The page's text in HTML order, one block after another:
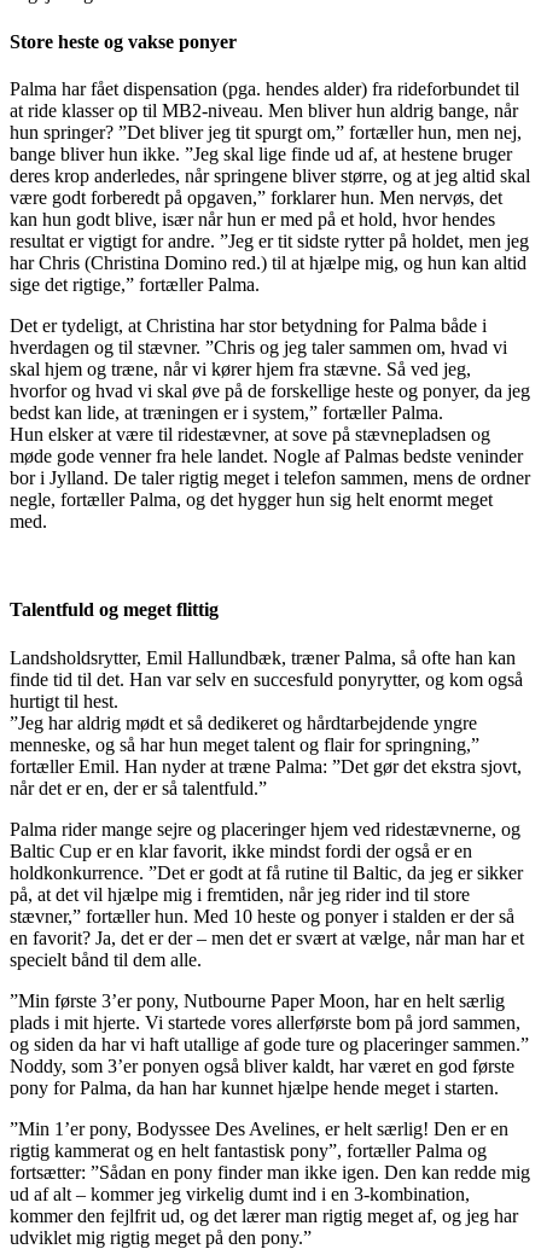
Store heste og vakse ponyer
Palma har fået dispensation (pga. hendes alder) fra rideforbundet til
at ride klasser op til MB2-niveau. Men bliver hun aldrig bange, når
hun springer? ”Det bliver jeg tit spurgt om,” fortæller hun, men nej,
bange bliver hun ikke. ”Jeg skal lige finde ud af, at hestene bruger
deres krop anderledes, når springene bliver større, og at jeg altid skal
være godt forberedt på opgaven,” forklarer hun. Men nervøs, det
kan hun godt blive, især når hun er med på et hold, hvor hendes
resultat er vigtigt for andre. ”Jeg er tit sidste rytter på holdet, men jeg
har Chris (Christina Domino red.) til at hjælpe mig, og hun kan altid
sige det rigtige,” fortæller Palma.
Det er tydeligt, at Christina har stor betydning for Palma både i
hverdagen og til stævner. ”Chris og jeg taler sammen om, hvad vi
skal hjem og træne, når vi kører hjem fra stævne. Så ved jeg,
hvorfor og hvad vi skal øve på de forskellige heste og ponyer, da jeg
bedst kan lide, at træningen er i system,” fortæller Palma.
Hun elsker at være til ridestævner, at sove på stævnepladsen og
møde gode venner fra hele landet. Nogle af Palmas bedste veninder
bor i Jylland. De taler rigtig meget i telefon sammen, mens de ordner
negle, fortæller Palma, og det hygger hun sig helt enormt meget
med.
Talentfuld og meget flittig
Landsholdsrytter, Emil Hallundbæk, træner Palma, så ofte han kan
finde tid til det. Han var selv en succesfuld ponyrytter, og kom også
hurtigt til hest.
”Jeg har aldrig mødt et så dedikeret og hårdtarbejdende yngre
menneske, og så har hun meget talent og flair for springning,”
fortæller Emil. Han nyder at træne Palma: ”Det gør det ekstra sjovt,
når det er en, der er så talentfuld.”
Palma rider mange sejre og placeringer hjem ved ridestævnerne, og
Baltic Cup er en klar favorit, ikke mindst fordi der også er en
holdkonkurrence. ”Det er godt at få rutine til Baltic, da jeg er sikker
på, at det vil hjælpe mig i fremtiden, når jeg rider ind til store
stævner,” fortæller hun. Med 10 heste og ponyer i stalden er der så
en favorit? Ja, det er der – men det er svært at vælge, når man har et
specielt bånd til dem alle.
”Min første 3’er pony, Nutbourne Paper Moon, har en helt særlig
plads i mit hjerte. Vi startede vores allerførste bom på jord sammen,
og siden da har vi haft utallige af gode ture og placeringer sammen.”
Noddy, som 3’er ponyen også bliver kaldt, har været en god første
pony for Palma, da han har kunnet hjælpe hende meget i starten.
”Min 1’er pony, Bodyssee Des Avelines, er helt særlig! Den er en
rigtig kammerat og en helt fantastisk pony”, fortæller Palma og
fortsætter: ”Sådan en pony finder man ikke igen. Den kan redde mig
ud af alt – kommer jeg virkelig dumt ind i en 3-kombination,
kommer den fejlfrit ud, og det lærer man rigtig meget af, og jeg har
udviklet mig rigtig meget på den pony.”